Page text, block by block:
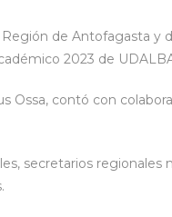
de Antofagasta y
2023 de
Ossa, contó con
secretarios